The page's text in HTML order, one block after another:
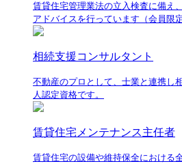
賃貸住宅管理業法の立入検査に備え
アドバイスを行っています（会員限定
相続支援コンサルタント
不動産のプロとして、士業と連携し
人認定資格です。
賃貸住宅メンテナンス主任者
賃貸住宅の設備や維持保全における